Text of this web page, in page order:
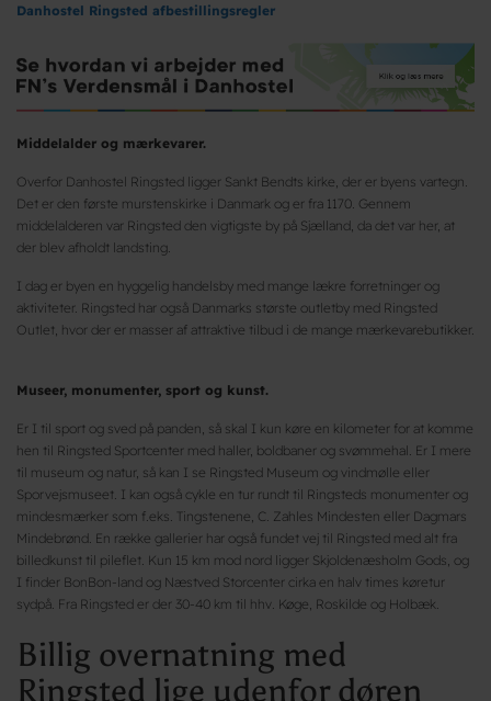
Danhostel Ringsted afbestillingsregler
Middelalder og mærkevarer.
Overfor Danhostel Ringsted ligger Sankt Bendts kirke, der er byens vartegn.
Det er den første murstenskirke i Danmark og er fra 1170. Gennem
middelalderen var Ringsted den vigtigste by på Sjælland, da det var her, at
der blev afholdt landsting.
I dag er byen en hyggelig handelsby med mange lækre forretninger og
aktiviteter. Ringsted har også Danmarks største outletby med Ringsted
Outlet, hvor der er masser af attraktive tilbud i de mange mærkevarebutikker.
Museer, monumenter, sport og kunst.
Er I til sport og sved på panden, så skal I kun køre en kilometer for at komme
hen til Ringsted Sportcenter med haller, boldbaner og svømmehal. Er I mere
til museum og natur, så kan I se Ringsted Museum og vindmølle eller
Sporvejsmuseet. I kan også cykle en tur rundt til Ringsteds monumenter og
mindesmærker som f.eks. Tingstenene, C. Zahles Mindesten eller Dagmars
Mindebrønd. En række gallerier har også fundet vej til Ringsted med alt fra
billedkunst til pileflet. Kun 15 km mod nord ligger Skjoldenæsholm Gods, og
I finder BonBon-land og Næstved Storcenter cirka en halv times køretur
sydpå. Fra Ringsted er der 30-40 km til hhv. Køge, Roskilde og Holbæk.
Billig overnatning med
Ringsted lige udenfor døren